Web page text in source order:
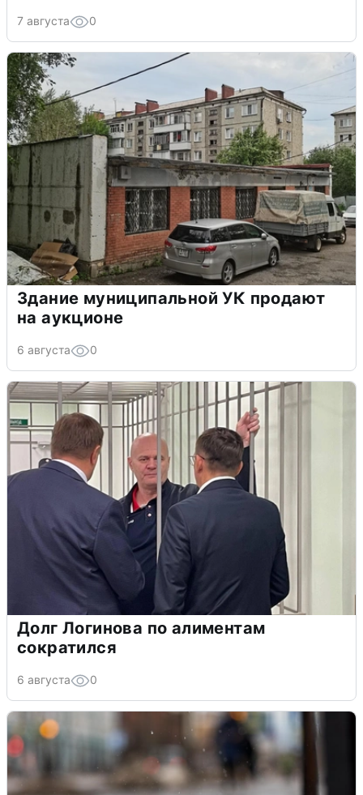
7 августа 0
Здание муниципальной УК продают
на аукционе
6 августа 0
Долг Логинова по алиментам
сократился
6 августа 0